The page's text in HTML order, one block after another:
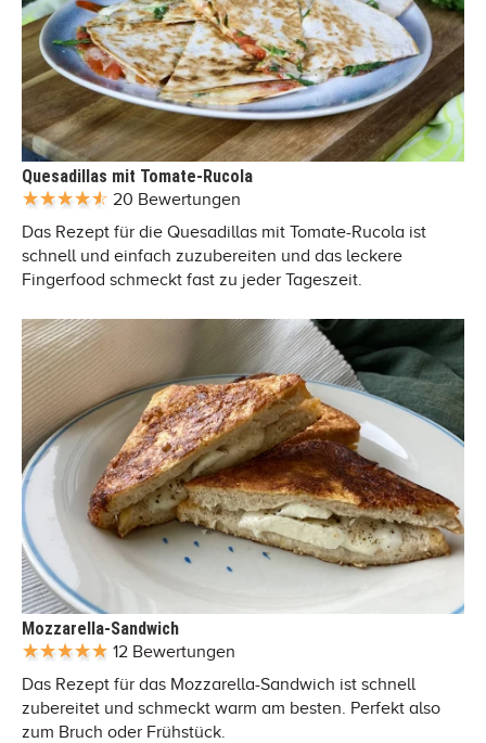
Quesadillas mit Tomate-Rucola
20 Bewertungen
Das Rezept für die Quesadillas mit Tomate-Rucola ist
schnell und einfach zuzubereiten und das leckere
Fingerfood schmeckt fast zu jeder Tageszeit.
Mozzarella-Sandwich
12 Bewertungen
Das Rezept für das Mozzarella-Sandwich ist schnell
zubereitet und schmeckt warm am besten. Perfekt also
zum Bruch oder Frühstück.